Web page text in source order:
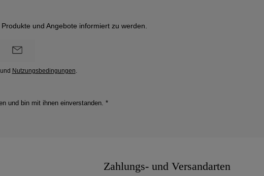
und Angebote informiert zu werden.
und Nutzungsbedingungen
und bin mit ihnen einverstanden. *
Zahlungs- und Versandarten